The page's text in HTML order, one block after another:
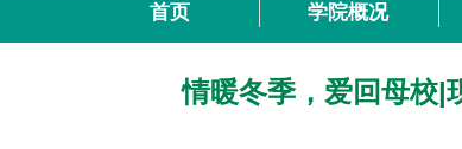
首页 学院概况
情暖冬季，爱回母校|